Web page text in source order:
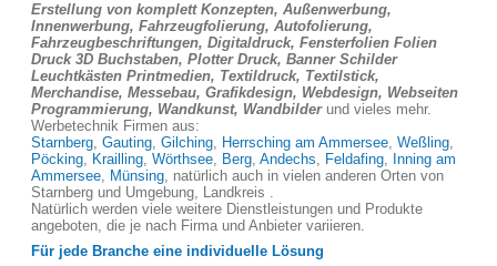
Erstellung von komplett Konzepten, Außenwerbung,
Innenwerbung, Fahrzeugfolierung, Autofolierung,
Fahrzeugbeschriftungen, Digitaldruck, Fensterfolien Folien
Druck 3D Buchstaben, Plotter Druck, Banner Schilder
Leuchtkästen Printmedien, Textildruck, Textilstick,
Merchandise, Messebau, Grafikdesign, Webdesign, Webseiten
Programmierung, Wandkunst, Wandbilderund vieles mehr.
Werbetechnik Firmen aus:
Starnberg, Gauting, Gilching, Herrsching am Ammersee, Weßling,
Pöcking, Krailling, Wörthsee, Berg, Andechs, Feldafing, Inning am
Ammersee, Münsing, natürlich auch in vielen anderen Orten von
Starnberg und Umgebung, Landkreis .
Natürlich werden viele weitere Dienstleistungen und Produkte
angeboten, die je nach Firma und Anbieter variieren.
Für jede Branche eine individuelle Lösung